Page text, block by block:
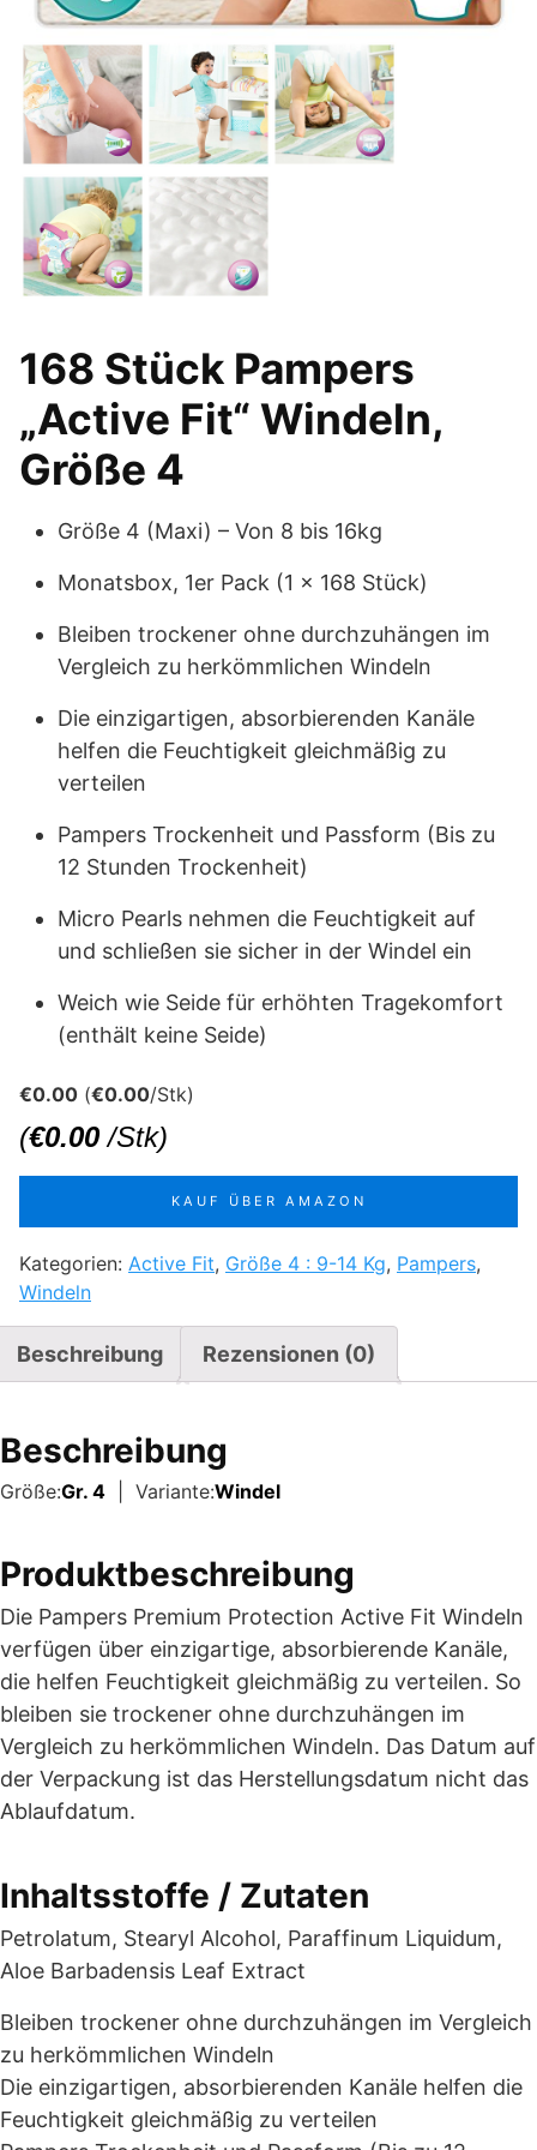
168 Stück Pampers
„Active Fit“ Windeln,
Größe 4
Größe 4 (Maxi) – Von 8 bis 16kg
Monatsbox, 1er Pack (1 x 168 Stück)
Bleiben trockener ohne durchzuhängen im
Vergleich zu herkömmlichen Windeln
Die einzigartigen, absorbierenden Kanäle
helfen die Feuchtigkeit gleichmäßig zu
verteilen
Pampers Trockenheit und Passform (Bis zu
12 Stunden Trockenheit)
Micro Pearls nehmen die Feuchtigkeit auf
und schließen sie sicher in der Windel ein
Weich wie Seide für erhöhten Tragekomfort
(enthält keine Seide)
€0.00 (€0.00/Stk)
(€0.00 /Stk)
KAUF ÜBER AMAZON
Kategorien: Active Fit, Größe 4 : 9-14 Kg, Pampers,
Windeln
Beschreibung Rezensionen (0)
Beschreibung
Größe:Gr. 4 | Variante:Windel
Produktbeschreibung
Die Pampers Premium Protection Active Fit Windeln
verfügen über einzigartige, absorbierende Kanäle,
die helfen Feuchtigkeit gleichmäßig zu verteilen. So
bleiben sie trockener ohne durchzuhängen im
Vergleich zu herkömmlichen Windeln. Das Datum auf
der Verpackung ist das Herstellungsdatum nicht das
Ablaufdatum.
Inhaltsstoffe / Zutaten
Petrolatum, Stearyl Alcohol, Paraffinum Liquidum,
Aloe Barbadensis Leaf Extract
Bleiben trockener ohne durchzuhängen im Vergleich
zu herkömmlichen Windeln
Die einzigartigen, absorbierenden Kanäle helfen die
Feuchtigkeit gleichmäßig zu verteilen